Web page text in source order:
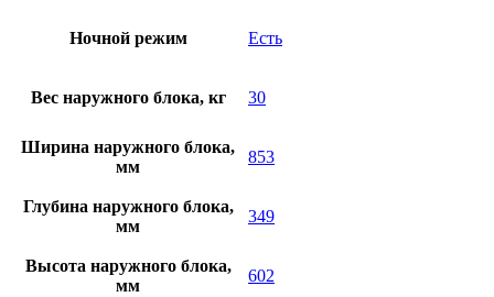
Ночной режим Есть
Вес наружного блока, кг 30
Ширина наружного блока,
мм
853
Глубина наружного блока,
мм
349
Высота наружного блока,
мм
602